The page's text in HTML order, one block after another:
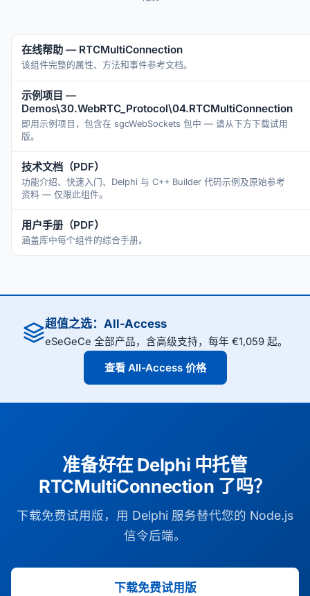
在线帮助 — RTCMultiConnection
该组件完整的属性、方法和事件参考文档。
示例项目 —
Demos\30.WebRTC_Protocol\04.RTCMultiConnection
即用示例项目，包含在 sgcWebSockets 包中 — 请从下方下载试用
版。
技术文档（PDF）
功能介绍、快速入门、Delphi 与 C++ Builder 代码示例及原始参考
资料 — 仅限此组件。
用户手册（PDF）
涵盖库中每个组件的综合手册。
超值之选：All-Access
eSeGeCe 全部产品，含高级支持，每年 €1,059 起。
查看 All-Access 价格
准备好在 Delphi 中托管
RTCMultiConnection 了吗？
下载免费试用版，用 Delphi 服务替代您的 Node.js
信令后端。
下载免费试用版